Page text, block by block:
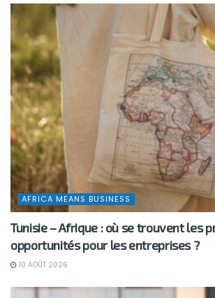
AFRICA MEANS BUSINESS
Tunisie – Afrique : où se trouvent les
opportunités pour les entreprises ?
10 AOÛT 2026